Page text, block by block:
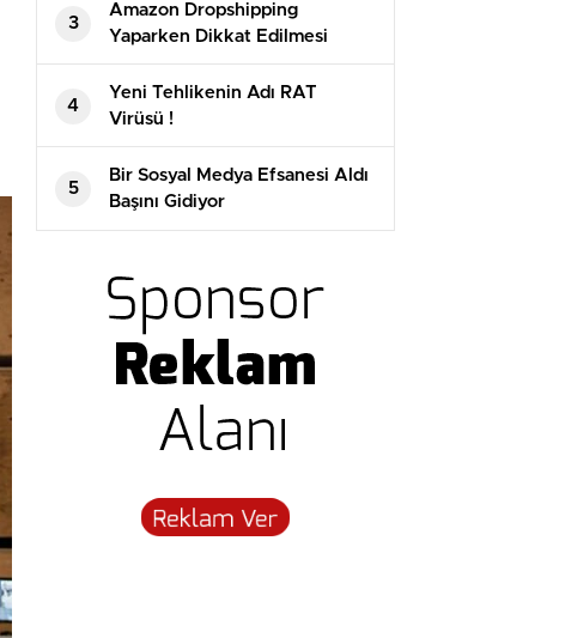
3
Amazon Dropshipping
Yaparken Dikkat Edilmesi
Gerekenler
4
Yeni Tehlikenin Adı RAT
Virüsü !
5
Bir Sosyal Medya Efsanesi Aldı
Başını Gidiyor